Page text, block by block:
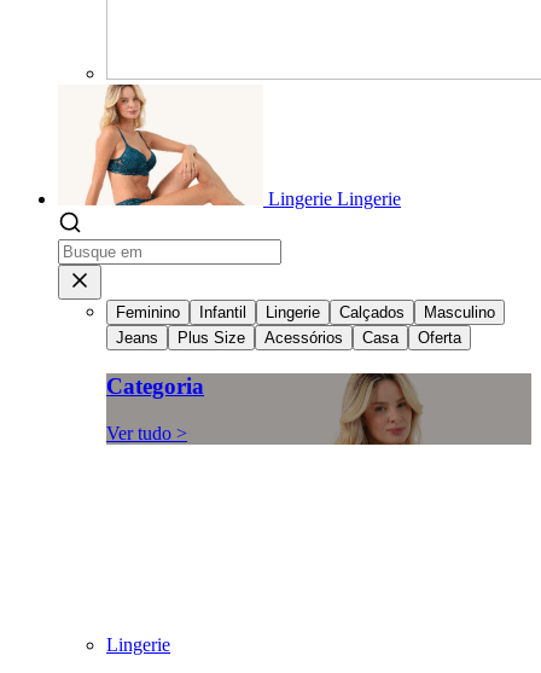
Lingerie Lingerie
Feminino Infantil Lingerie Calçados
Masculino
Jeans
Plus Size Acessórios Casa Oferta
Categoria
Ver tudo >
Lingerie